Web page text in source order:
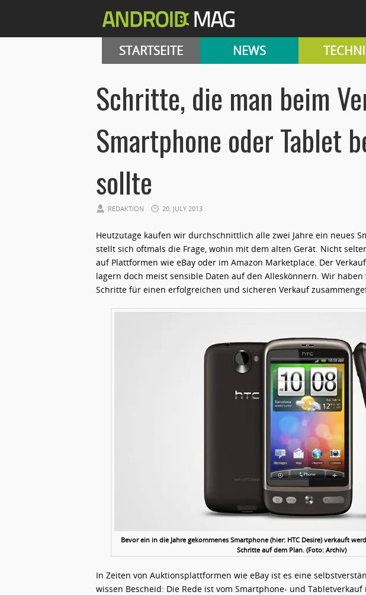
STARTSEITE NEWS
Schritte, die man beim
Smartphone oder Tablet
sollte
REDAKTION 20. JULY 2013
Heutzutage kaufen wir durchschnittlich alle zwei Jahre ein neues
stellt sich oftmals die Frage, wohin mit dem alten Gerät. Nicht
auf Plattformen wie eBay oder im Amazon Marketplace. Der
lagern doch meist sensible Daten auf den Alleskönnern. Wir
Schritte für einen erfolgreichen und sicheren Verkauf
Bevor ein in die Jahre gekommenes Smartphone (hier: HTC Desire) verkauft
Schritte auf dem Plan. (Foto: Archiv)
In Zeiten von Auktionsplattformen wie eBay ist es eine
wissen Bescheid: Die Rede ist vom Smartphone- und